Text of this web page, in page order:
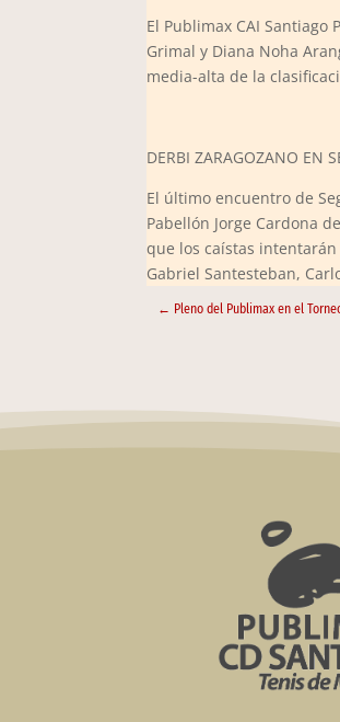
El Publimax CAI Santiago
Grimal y Diana Noha
media-alta de la
DERBI ZARAGOZANO EN
El último encuentro de
Pabellón Jorge Cardona
que los caístas
Gabriel Santesteban,
← Pleno del Publimax en el